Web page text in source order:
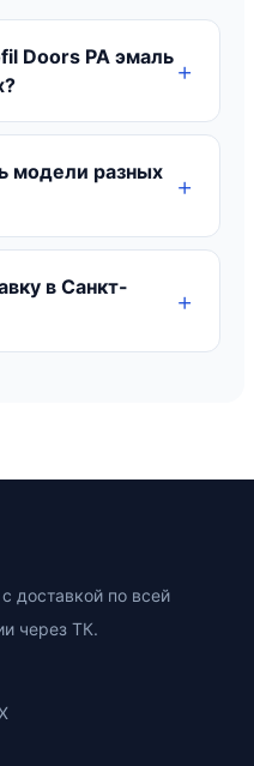
Doors PA эмаль
модели разных
в Санкт-
доставкой по всей
через ТК.